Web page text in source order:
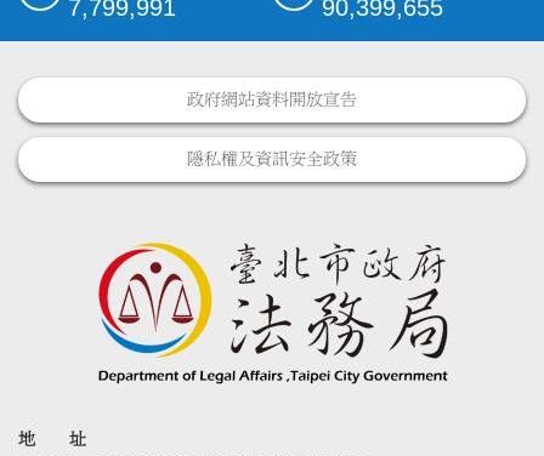
7,799,991 90,399,655
政府網站資料開放宣告
隱私權及資訊安全政策
地 址